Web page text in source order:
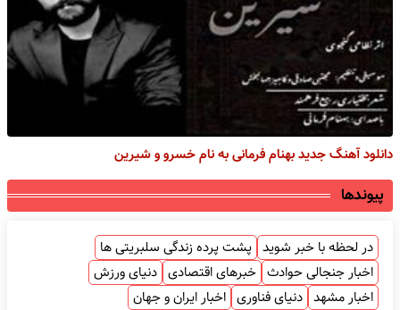
دانلود آهنگ جدید بهنام فرمانی به نام خسرو و شیرین
پیوندها
در لحظه با خبر شوید پشت پرده زندگی سلبریتی ها
اخبار جنجالی حوادث خبرهای اقتصادی دنیای ورزش
اخبار مشهد دنیای فناوری اخبار ایران و جهان